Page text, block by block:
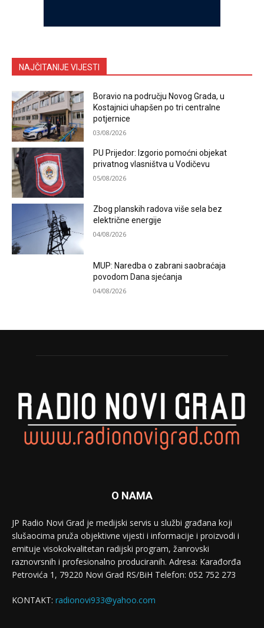
NAJČITANIJE VIJESTI
Boravio na području Novog Grada, u
Kostajnici uhapšen po tri centralne
potjernice
03/08/2026
PU Prijedor: Izgorio pomoćni objekat
privatnog vlasništva u Vodičevu
05/08/2026
Zbog planskih radova više sela bez
električne energije
04/08/2026
MUP: Naredba o zabrani saobraćaja
povodom Dana sjećanja
04/08/2026
O NAMA
JP Radio Novi Grad je medijski servis u službi građana koji
slušaocima pruža objektivne vijesti i informacije i proizvodi i
emituje visokokvalitetan radijski program, žanrovski
raznovrsnih i profesionalno produciranih. Adresa: Кarađorđa
Petrovića 1, 79220 Novi Grad RS/BiH Telefon: 052 752 273
KONTAKT: radionovi933@yahoo.com